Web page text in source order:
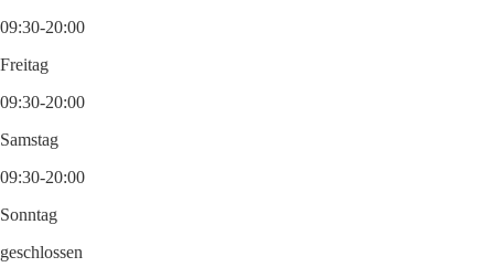
09:30-20:00
Freitag
09:30-20:00
Samstag
09:30-20:00
Sonntag
geschlossen